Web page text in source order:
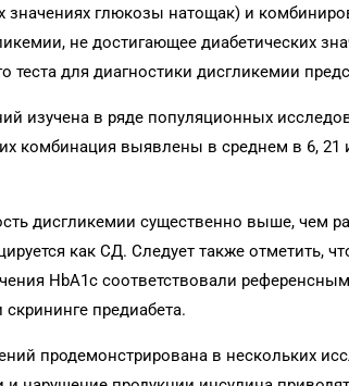
глюкозы натощак) и
не достигающее диабетических
теста для диагностики дисгликемии
изучена в ряде популяционных
комбинация выявлены в среднем в 6, 21
дисгликемии существенно выше, чем
как СД. Следует также отметить,
HbА1c соответствовали
предиабета.
продемонстрирована в нескольких